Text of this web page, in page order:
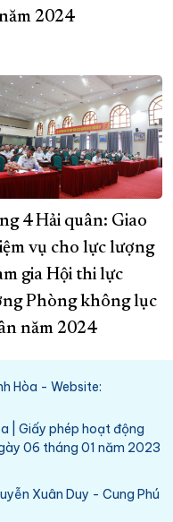
2024
4 Hải quân: Giao
vụ cho lực lượng
gia Hội thi lực
Phòng không lục
năm 2024
Hòa - Website:
| Giấy phép hoạt động
06 tháng 01 năm 2023
Xuân Duy - Cung Phú